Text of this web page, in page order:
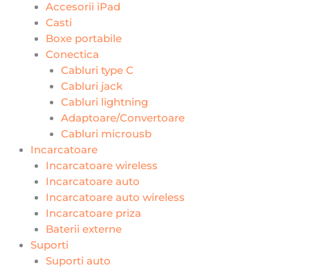
Accesorii iPad
Casti
Boxe portabile
Conectica
Cabluri type C
Cabluri jack
Cabluri lightning
Adaptoare/Convertoare
Cabluri microusb
Incarcatoare
Incarcatoare wireless
Incarcatoare auto
Incarcatoare auto wireless
Incarcatoare priza
Baterii externe
Suporti
Suporti auto